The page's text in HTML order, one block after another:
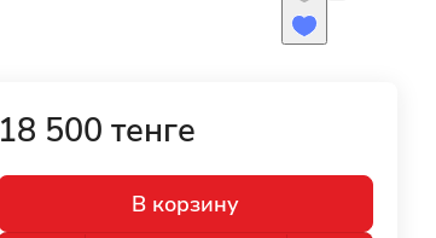
18 500 тенге
В корзину